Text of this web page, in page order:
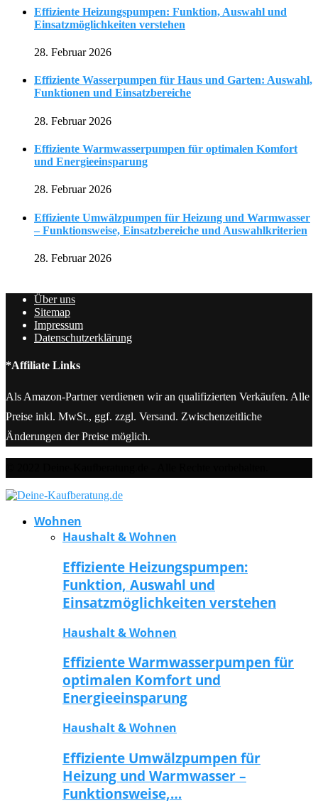
Effiziente Heizungspumpen: Funktion, Auswahl und
Einsatzmöglichkeiten verstehen
28. Februar 2026
Effiziente Wasserpumpen für Haus und Garten: Auswahl,
Funktionen und Einsatzbereiche
28. Februar 2026
Effiziente Warmwasserpumpen für optimalen Komfort
und Energieeinsparung
28. Februar 2026
Effiziente Umwälzpumpen für Heizung und Warmwasser
– Funktionsweise, Einsatzbereiche und Auswahlkriterien
28. Februar 2026
Über uns
Sitemap
Impressum
Datenschutzerklärung
*Affiliate Links
Als Amazon-Partner verdienen wir an qualifizierten Verkäufen. Alle
Preise inkl. MwSt., ggf. zzgl. Versand. Zwischenzeitliche
Änderungen der Preise möglich.
Wohnen
Haushalt & Wohnen
Effiziente Heizungspumpen:
Funktion, Auswahl und
Einsatzmöglichkeiten verstehen
Haushalt & Wohnen
Effiziente Warmwasserpumpen für
optimalen Komfort und
Energieeinsparung
Haushalt & Wohnen
Effiziente Umwälzpumpen für
Heizung und Warmwasser –
Funktionsweise,…